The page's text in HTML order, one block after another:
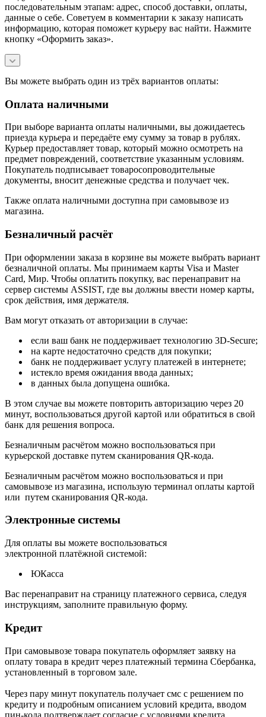
последовательным этапам: адрес, способ доставки, оплаты,
данные о себе. Советуем в комментарии к заказу написать
информацию, которая поможет курьеру вас найти. Нажмите
кнопку «Оформить заказ».
Вы можете выбрать один из трёх вариантов оплаты:
Оплата наличными
При выборе варианта оплаты наличными, вы дожидаетесь
приезда курьера и передаёте ему сумму за товар в рублях.
Курьер предоставляет товар, который можно осмотреть на
предмет повреждений, соответствие указанным условиям.
Покупатель подписывает товаросопроводительные
документы, вносит денежные средства и получает чек.
Также оплата наличными доступна при самовывозе из
магазина.
Безналичный расчёт
При оформлении заказа в корзине вы можете выбрать вариант
безналичной оплаты. Мы принимаем карты Visa и Master
Card, Мир. Чтобы оплатить покупку, вас перенаправит на
сервер системы ASSIST, где вы должны ввести номер карты,
срок действия, имя держателя.
Вам могут отказать от авторизации в случае:
если ваш банк не поддерживает технологию 3D-Secure;
на карте недостаточно средств для покупки;
банк не поддерживает услугу платежей в интернете;
истекло время ожидания ввода данных;
в данных была допущена ошибка.
В этом случае вы можете повторить авторизацию через 20
минут, воспользоваться другой картой или обратиться в свой
банк для решения вопроса.
Безналичным расчётом можно воспользоваться при
курьерской доставке путем сканирования QR-кода.
Безналичным расчётом можно воспользоваться и при
самовывозе из магазина, использую терминал оплаты картой
или путем сканирования QR-кода.
Электронные системы
Для оплаты вы можете воспользоваться
электронной платёжной системой:
ЮКасса
Вас перенаправит на страницу платежного сервиса, следуя
инструкциям, заполните правильную форму.
Кредит
При самовывозе товара покупатель оформляет заявку на
оплату товара в кредит через платежный термина Сбербанка,
установленный в торговом зале.
Через пару минут покупатель получает смс с решением по
кредиту и подробным описанием условий кредита, вводом
пин-кода подтверждает согласие с условиями кредита.